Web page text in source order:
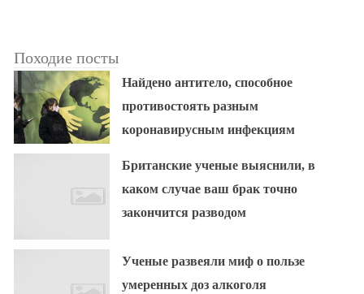
Походие посты
Найдено антитело, способное
противостоять разным
коронавирусным инфекциям
Британские ученые выяснили, в
каком случае ваш брак точно
закончится разводом
Ученые развеяли миф о пользе
умеренных доз алкоголя